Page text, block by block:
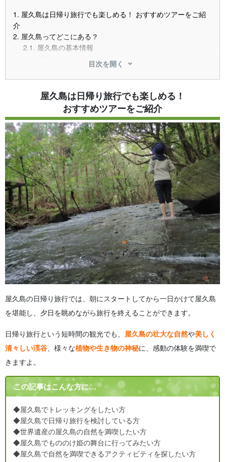
1. 屋久島は日帰り旅行でも楽しめる！ おすすめツアーをご紹
介
2. 屋久島ってどこにある？
2.1. 屋久島の基本情報
日帰り旅行で楽しめるアクティビティ
3.1.トレッキングツアー
エコツアー（島内観光）
屋久島を満喫するアクティビティツアー
カヤック（カヌー）ツアー
4.2.シュノーケリングツアー
4.3.SUPツアー
5.屋久島は二泊以上の旅行がおすすめ！
6.屋久島の日帰り旅行に関する よくある質問（FAQ）
7.まとめ
目次を開く
屋久島は日帰り旅行でも楽しめる！
おすすめツアーをご紹介
屋久島の日帰り旅行では、朝にスタートしてから一日かけて屋久島
を堪能し、夕日を眺めながら旅行を終えることができます。
日帰り旅行という短時間の観光でも、 屋久島の壮大な自然や美しく
清々しい渓谷 、様々な植物や生き物の神秘に、感動の体験を満喫で
きますよ。
この記事はこんな方に…
◆屋久島でトレッキングをしたい方
◆屋久島で日帰り旅行を検討している方
◆世界遺産の屋久島の自然を満喫したい方
◆屋久島でもののけ姫の舞台に行ってみたい方
◆屋久島で自然を満喫できるアクティビティを探したい方